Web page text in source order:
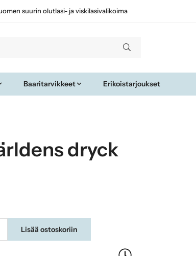
suurin olutlasi- ja viskilasivalikoima
Baaritarvikkeet Erikoistarjoukset
dryck
Lisää ostoskoriin